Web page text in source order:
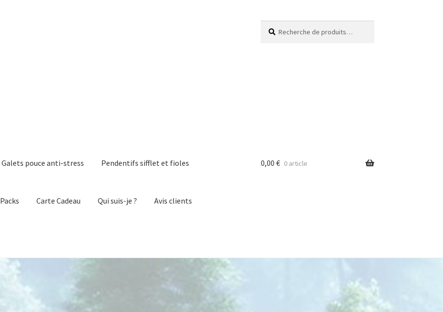
Galets pouce anti-stress Pendentifs sifflet et fioles
Packs Carte Cadeau Qui suis-je ? Avis clients
0,00 € 0 article